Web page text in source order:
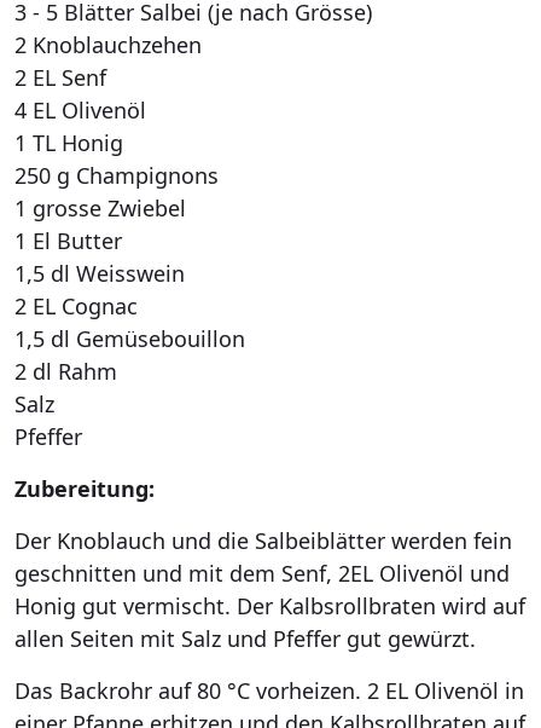
3 - 5 Blätter Salbei (je nach Grösse)
2 Knoblauchzehen
2 EL Senf
4 EL Olivenöl
1 TL Honig
250 g Champignons
1 grosse Zwiebel
1 El Butter
1,5 dl Weisswein
2 EL Cognac
1,5 dl Gemüsebouillon
2 dl Rahm
Salz
Pfeffer
Zubereitung:
Der Knoblauch und die Salbeiblätter werden fein
geschnitten und mit dem Senf, 2EL Olivenöl und
Honig gut vermischt. Der Kalbsrollbraten wird auf
allen Seiten mit Salz und Pfeffer gut gewürzt.
Das Backrohr auf 80 °C vorheizen. 2 EL Olivenöl in